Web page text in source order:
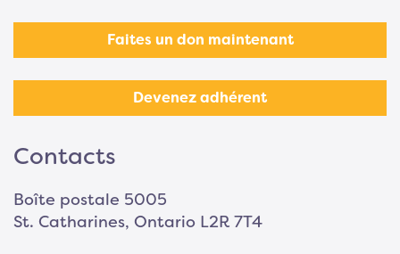
Faites un don maintenant
Devenez adhérent
Contacts
Boîte postale 5005
St. Catharines, Ontario L2R 7T4